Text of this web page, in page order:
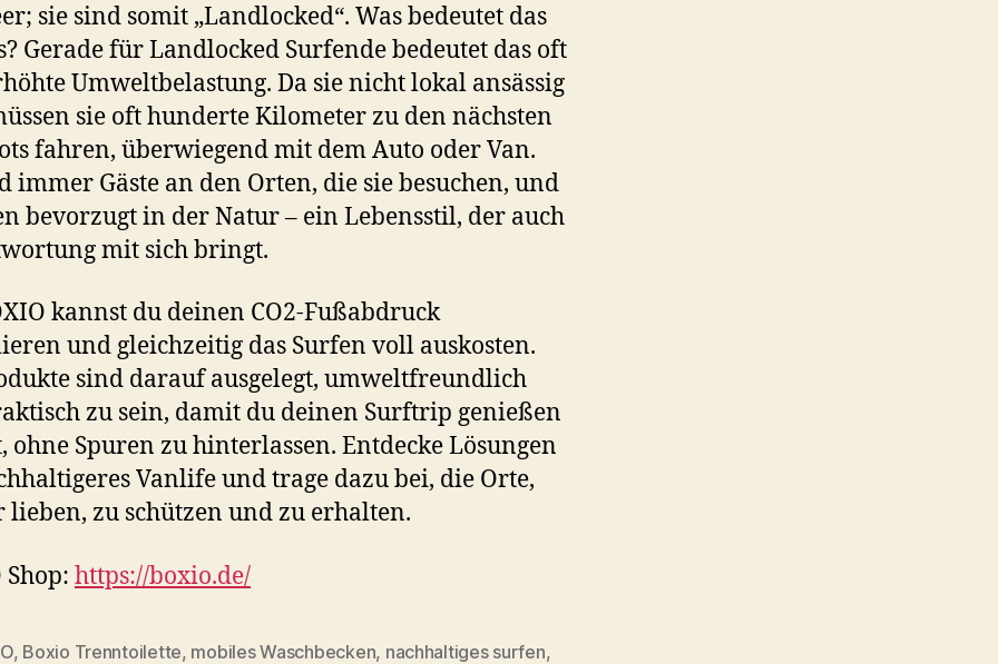
sie sind somit „Landlocked“. Was bedeutet das
Gerade für Landlocked Surfende bedeutet das oft
Umweltbelastung. Da sie nicht lokal ansässig
sie oft hunderte Kilometer zu den nächsten
fahren, überwiegend mit dem Auto oder Van.
immer Gäste an den Orten, die sie besuchen, und
bevorzugt in der Natur – ein Lebensstil, der auch
mit sich bringt.
kannst du deinen CO2-Fußabdruck
und gleichzeitig das Surfen voll auskosten.
sind darauf ausgelegt, umweltfreundlich
zu sein, damit du deinen Surftrip genießen
ohne Spuren zu hinterlassen. Entdecke Lösungen
Vanlife und trage dazu bei, die Orte,
lieben, zu schützen und zu erhalten.
Shop: https://boxio.de/
, Boxio Trenntoilette, mobiles Waschbecken, nachhaltiges surfen,